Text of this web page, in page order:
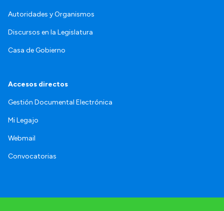
Autoridades y Organismos
Discursos en la Legislatura
Casa de Gobierno
Accesos directos
Gestión Documental Electrónica
Mi Legajo
Webmail
Convocatorias